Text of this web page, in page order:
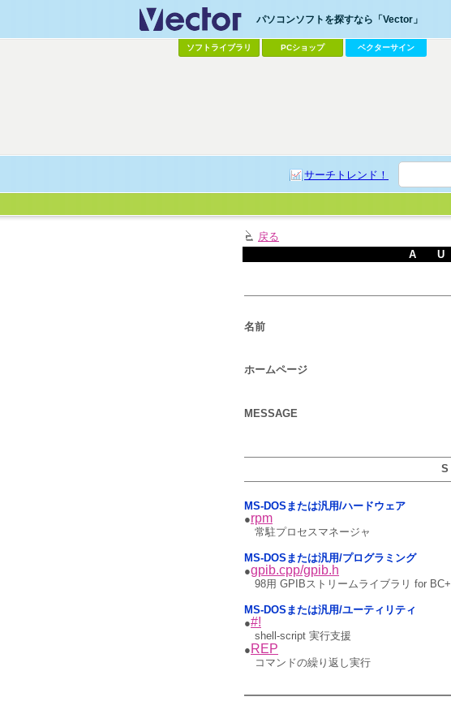
パソコンソフトを探すなら「Vector」
ソフトライブラリ PCショップ ベクターサイン
サーチトレンド！
戻る
A
名前
ホームページ
MESSAGE
MS-DOSまたは汎用/ハードウェア
●rpm
常駐プロセスマネージャ
MS-DOSまたは汎用/プログラミング
●gpib.cpp/gpib.h
98用 GPIBストリームライブラリ for
MS-DOSまたは汎用/ユーティリティ
●#!
shell-script 実行支援
● REP
コマンドの繰り返し実行